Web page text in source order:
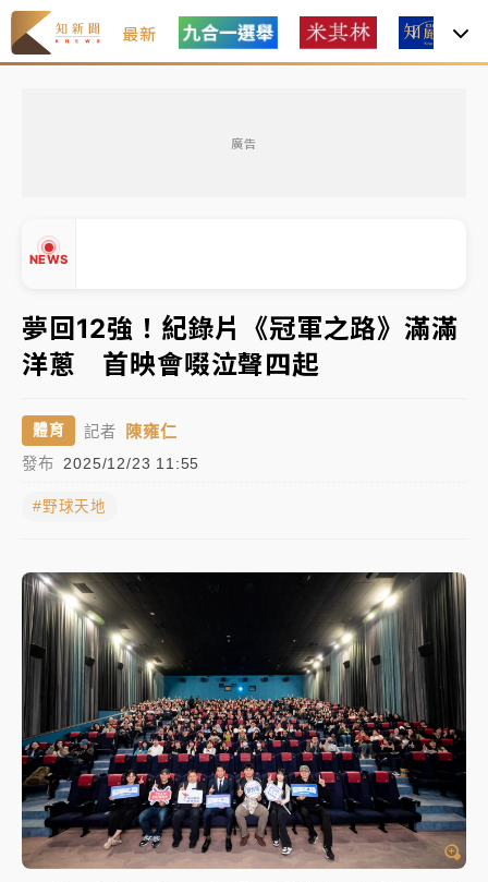
最新
廣告
NEWS
中信慈善基金會想增加董事人數！辜仲諒向法院聲請遭
駁 理由曝光
故宮《龍藏經》特展第2檔！今線上預約開賣一度塞車
周六起展出延長至晚上7時
台東農業處長涉圖利渡假村！東檢抗告成功 今重開羈
父親節泡湯了！中颱白海豚雨彈轟3天 「紅到發紫」降
雨熱區曝
暑假過三周才推「E宿新北打卡趣」！抽獎程序複雜 觀
旅局回應了
中信慈善基金會想增加董事人數！辜仲諒向法院聲請遭
駁 理由曝光
故宮《龍藏經》特展第2檔！今線上預約開賣一度塞車
周六起展出延長至晚上7時
台東農業處長涉圖利渡假村！東檢抗告成功 今重開羈
押庭
父親節泡湯了！中颱白海豚雨彈轟3天 「紅到發紫」降
夢回12強！紀錄片《冠軍之路》滿滿
洋蔥 首映會啜泣聲四起
體育 記者 陳雍仁
發布 2025/12/23 11:55
#野球天地